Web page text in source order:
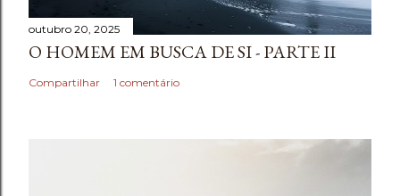
outubro 20, 2025
O HOMEM EM BUSCA DE SI - PARTE II
Compartilhar 1 comentário